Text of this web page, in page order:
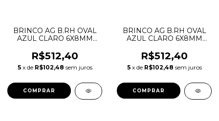
BRINCO AG B.RH OVAL
AZUL CLARO 6X8MM
BRANCAS
DRIBRRH.10004
R$512,40
5 x de R$102,48 sem juros
BRINCO AG B.RH OVAL
AZUL CLARO 6X8MM
BRANCAS
DRIBRRH.10004
R$512,40
5 x de R$102,48 sem juros